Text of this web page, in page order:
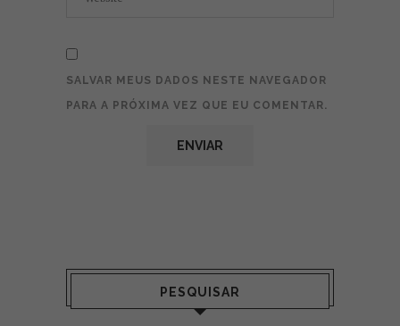
SALVAR MEUS DADOS NESTE NAVEGADOR
PARA A PRÓXIMA VEZ QUE EU COMENTAR.
PESQUISAR